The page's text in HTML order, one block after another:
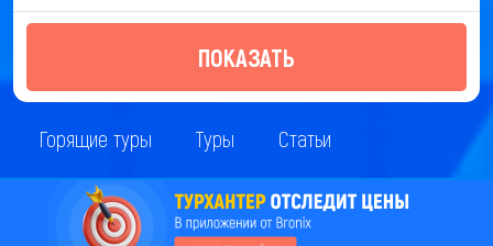
ПОКАЗАТЬ
Горящие туры Туры Статьи